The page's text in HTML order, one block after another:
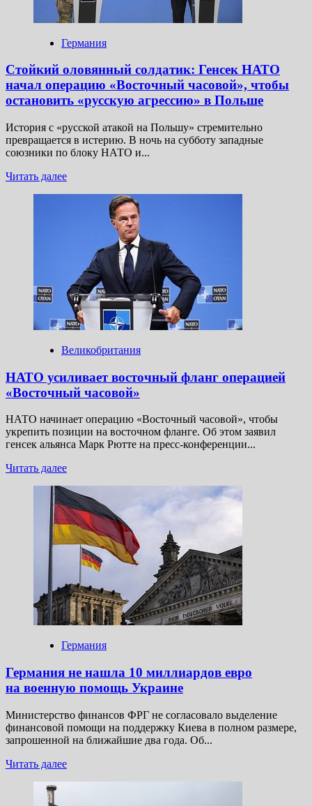
направлениях
СВО
Германия
Стойкий оловянный солдатик: Генсек НАТО
начал операцию «Восточный часовой», чтобы
остановить «русскую агрессию» в Польше
История с «русской атакой на Польшу» стремительно
превращается в истерию. В ночь на субботу западные
союзники по блоку НАТО и...
Читать далееПрочитать
оловянный
Генсек
НАТО
начал
операцию
«Восточный
часовой»,
чтобы
«русскую
в Польше
Великобритания
НАТО усиливает восточный фланг операцией
«Восточный часовой»
НАТО начинает операцию «Восточный часовой», чтобы
укрепить позиции на восточном фланге. Об этом заявил
генсек альянса Марк Рютте на пресс-конференции...
Читать далееПрочитать
о
НАТО
усиливает
восточный
фланг
операцией
«Восточный
часовой»
Германия
Германия не нашла 10 миллиардов евро
на военную помощь Украине
Министерство финансов ФРГ не согласовало выделение
финансовой помощи на поддержку Киева в полном размере,
запрошенной на ближайшие два года. Об...
Читать далееПрочитать